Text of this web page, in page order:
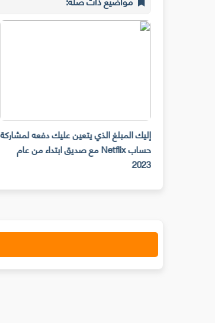
إليك المبلغ الذي يتعين عليك دفعه لمشاركة
حساب Netflix مع صديق ابتداء من عام
2023